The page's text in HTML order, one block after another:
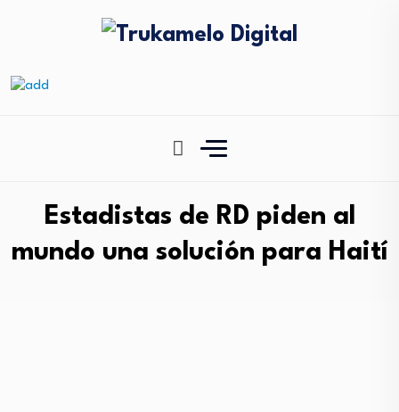
Estadistas de RD piden al
mundo una solución para Haití